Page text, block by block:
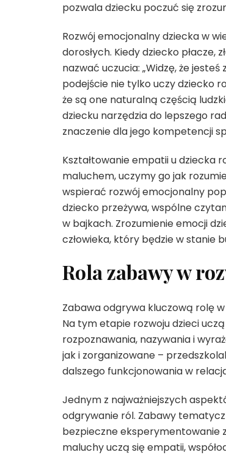
pozwala dziecku poczuć się
Rozwój emocjonalny dziecka w
dorosłych. Kiedy dziecko
nazwać uczucia: „Widzę, że
podejście nie tylko uczy dziecko
że są one naturalną częścią
dziecku narzędzia do lepszego
znaczenie dla jego kompetencji
Kształtowanie empatii u dziecka
maluchem, uczymy go jak
wspierać rozwój emocjonalny
dziecko przeżywa, wspólne
w bajkach. Zrozumienie emocji
człowieka, który będzie w stanie
Rola zabawy w
Zabawa odgrywa kluczową rolę
Na tym etapie rozwoju dzieci
rozpoznawania, nazywania i
jak i zorganizowane –
dalszego funkcjonowania w
Jednym z najważniejszych
odgrywanie ról. Zabawy
bezpieczne eksperymentowanie
maluchy uczą się empatii,